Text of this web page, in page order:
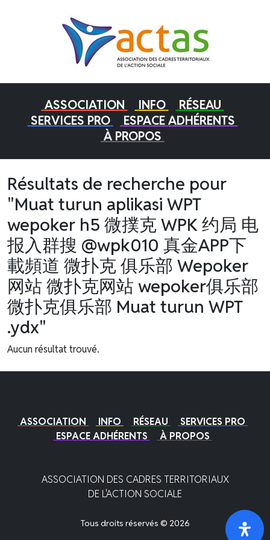
ASSOCIATION INFO
RÉSEAU
SERVICES PRO
ESPACE ADHÉRENTS
À PROPOS
Résultats de recherche pour
"Muat turun aplikasi WPT
wepoker h5 微撲克 WPK 约局 电
报入群搜 @wpk010 真金APP下
載頻道 微扑克 俱乐部 Wepoker
网站 微扑克网站 wepoker俱乐部
微扑克俱乐部 Muat turun WPT
.ydx"
Aucun résultat trouvé.
ASSOCIATION INFO RÉSEAU
SERVICES PRO
ESPACE ADHÉRENTS
À PROPOS
ASSOCIATION DES CADRES TERRITORIAUX
DE L'ACTION SOCIALE
Tous droits réservés © 2026